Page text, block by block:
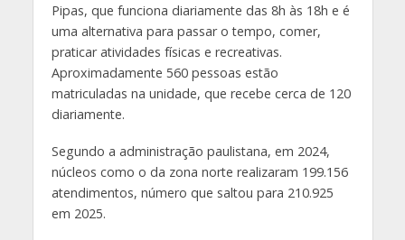
Pipas, que funciona diariamente das 8h às 18h e é
uma alternativa para passar o tempo, comer,
praticar atividades físicas e recreativas.
Aproximadamente 560 pessoas estão
matriculadas na unidade, que recebe cerca de 120
diariamente.
Segundo a administração paulistana, em 2024,
núcleos como o da zona norte realizaram 199.156
atendimentos, número que saltou para 210.925
em 2025.